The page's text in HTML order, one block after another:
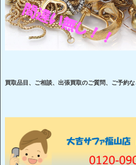
買取品目、ご相談、出張買取のご質問、ご予約